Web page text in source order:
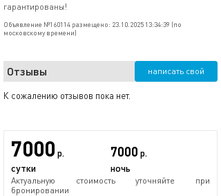
гарантированы!
Объявление №160114 размещено: 23.10.2025 13:34:39 (по
московскому времени)
Отзывы написать свой
К сожалению отзывов пока нет.
7000 р.
сутки
7000 р.
ночь
Актуальную стоимость уточняйте при
бронировании